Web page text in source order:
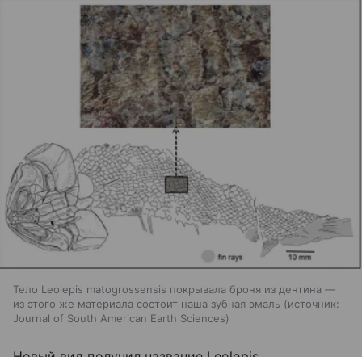
Тело Leolepis matogrossensis покрывала броня из дентина —
из этого же материала состоит наша зубная эмаль
источник:
Journal of South American Earth Sciences